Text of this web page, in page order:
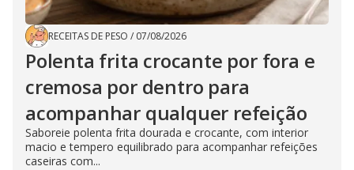
RECEITAS DE PESO / 07/08/2026
Polenta frita crocante por fora e
cremosa por dentro para
acompanhar qualquer refeição
Saboreie polenta frita dourada e crocante, com interior
macio e tempero equilibrado para acompanhar refeições
caseiras com...